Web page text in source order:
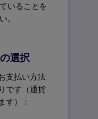
いることを
。
選択
支払い方法
です（通貨
す）：